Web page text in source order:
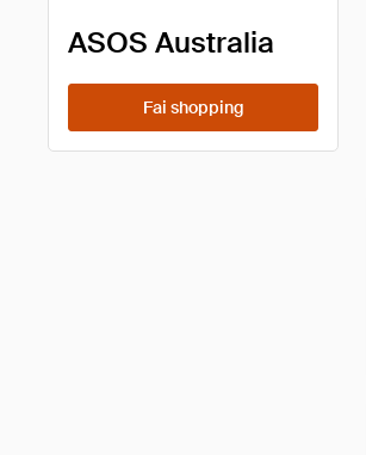
ASOS Australia
Fai shopping